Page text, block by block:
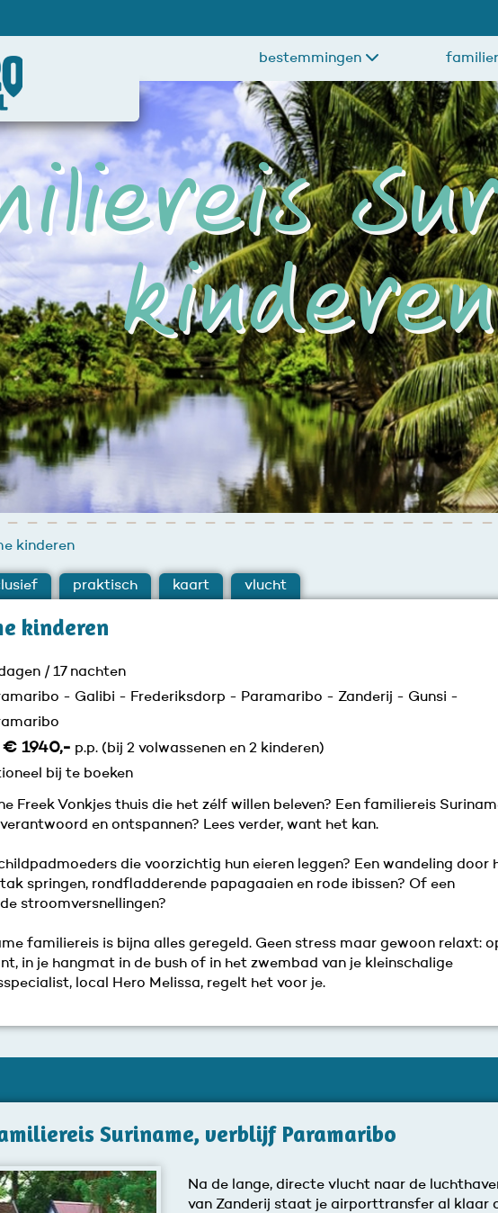
bestemmingen
kinderen
kinderen
praktisch kaart vlucht
kinderen
/ 17 nachten
- Galibi - Frederiksdorp - Paramaribo - Zanderij - Gunsi -
€ 1940,- p.p. (bij 2 volwassenen en 2 kinderen)
bij te boeken
Freek Vonkjes thuis die het zélf willen beleven? Een familiereis
en ontspannen? Lees verder, want het kan.
die voorzichtig hun eieren leggen? Een wandeling door
springen, rondfladderende papagaaien en rode ibissen? Of een
stroomversnellingen?
familiereis is bijna alles geregeld. Geen stress maar gewoon relaxt:
in je hangmat in de bush of in het zwembad van je kleinschalige
local Hero Melissa, regelt het voor je.
Suriname, verblijf Paramaribo
Na de lange, directe vlucht naar de
van Zanderij staat je airporttransfer al klaar